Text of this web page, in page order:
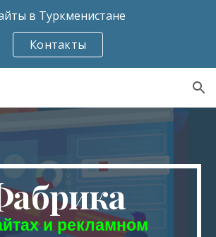
в Туркменистане
Контакты
и рекламном